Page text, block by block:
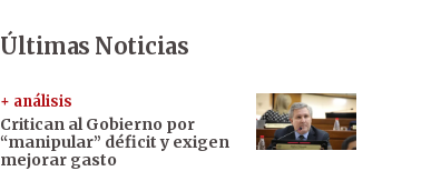
Últimas Noticias
+ análisis
Critican al Gobierno por
“manipular” déficit y exigen
mejorar gasto